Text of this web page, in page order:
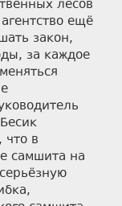
лесов
ещё
закон,
за каждое
в
самшита на